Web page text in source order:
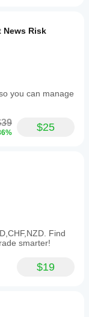
you can manage
$25
Find
smarter!
$19